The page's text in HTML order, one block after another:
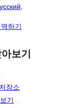
.
하기
보기
장소
기